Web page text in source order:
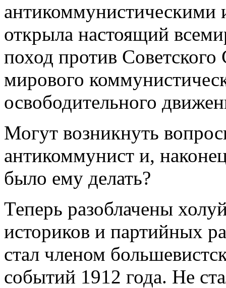
антикоммунистическими
открыла настоящий
поход против
мирового
освободительного
Могут возникнуть
антикоммунист и,
было ему делать?
Теперь разоблачены
историков и партийных
стал членом
событий 1912 года. Не